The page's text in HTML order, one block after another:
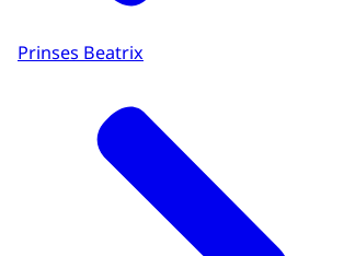
Prinses Beatrix